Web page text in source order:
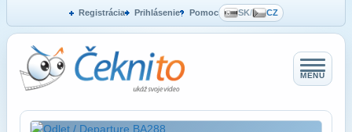
Registrácia Prihlásenie Pomoc SK/ CZ
MENU